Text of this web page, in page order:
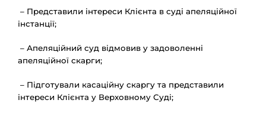
– Представили інтереси Клієнта в суді апеляційної
інстанції;
– Апеляційний суд відмовив у задоволенні
апеляційної скарги;
– Підготували касаційну скаргу та представили
інтереси Клієнта у Верховному Суді;